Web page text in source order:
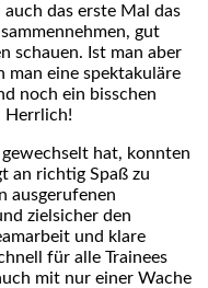
das erste Mal das
gut
schauen. Ist man aber
man eine spektakuläre
noch ein bisschen
Herrlich!
hat, konnten
an richtig Spaß zu
ausgerufenen
zielsicher den
und klare
für alle Trainees
mit nur einer Wache